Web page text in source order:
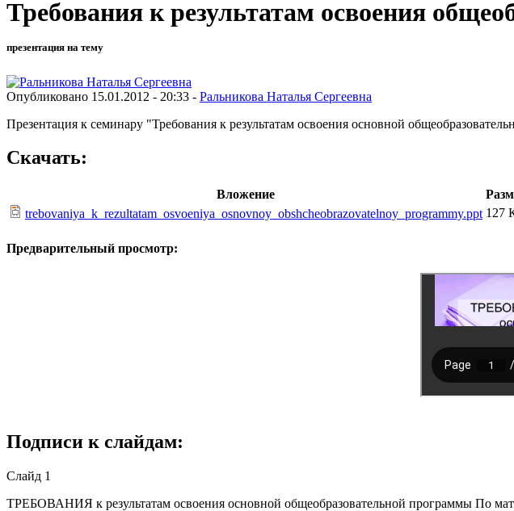
Требования к результатам освоения
презентация на тему
Опубликовано 15.01.2012 - 20:33 - Ральникова Наталья Сергеевна
Презентация к семинару "Требования к результатам освоения основной
Скачать:
Вложение
trebovaniya_k_rezultatam_osvoeniya_osnovnoy_obshcheobrazovatelnoy_programmy.ppt 127
Предварительный просмотр:
Подписи к слайдам:
Слайд 1
ТРЕБОВАНИЯ к результатам освоения основной общеобразовательной программы По